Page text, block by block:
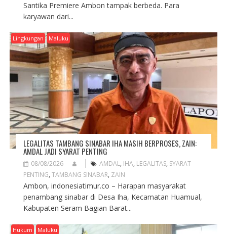
Santika Premiere Ambon tampak berbeda. Para
karyawan dari...
Lingkungan Maluku
LEGALITAS TAMBANG SINABAR IHA MASIH BERPROSES, ZAIN:
AMDAL JADI SYARAT PENTING
08/08/2026 AMDAL, IHA, LEGALITAS, SYARAT
PENTING, TAMBANG SINABAR, ZAIN
Ambon, indonesiatimur.co – Harapan masyarakat
penambang sinabar di Desa Iha, Kecamatan Huamual,
Kabupaten Seram Bagian Barat...
Hukum Maluku